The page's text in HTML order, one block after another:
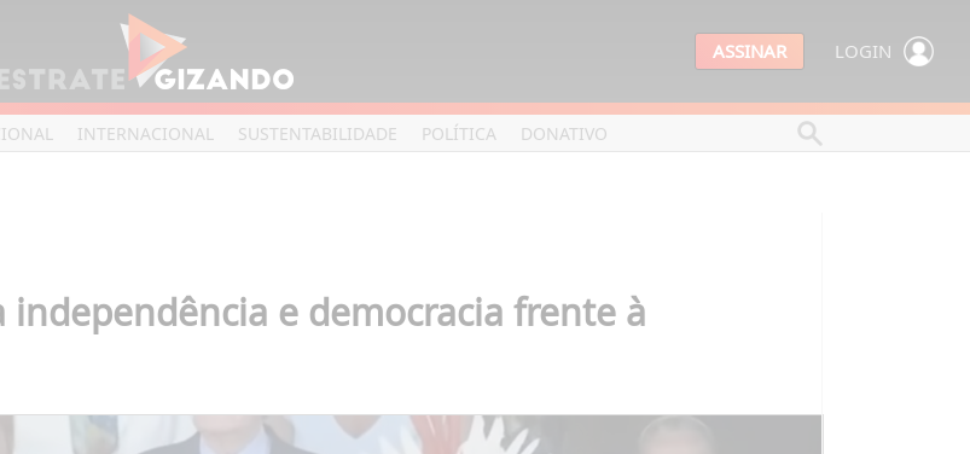
ASSINAR LOGIN
INTERNACIONAL SUSTENTABILIDADE POLÍTICA DONATIVO
e democracia frente à